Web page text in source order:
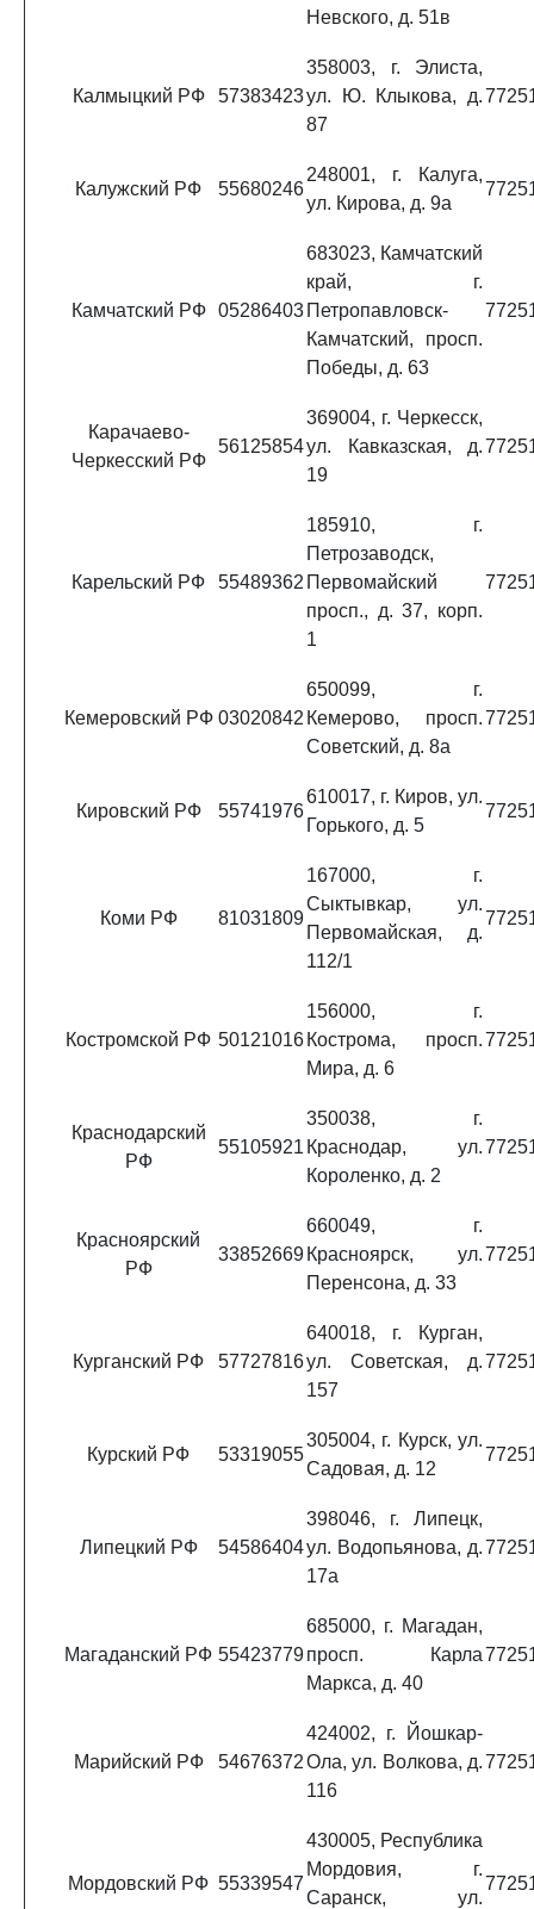
Невского, д. 51в
Калмыцкий РФ 57383423
358003, г. Элиста,
ул. Ю. Клыкова, д.
87
Калужский РФ 55680246
248001, г. Калуга,
ул. Кирова, д. 9а
Камчатский РФ 05286403
683023, Камчатский
край, г.
Петропавловск-
Камчатский, просп.
Победы, д. 63
Карачаево-
Черкесский РФ
56125854
369004, г. Черкесск,
ул. Кавказская, д.
19
Карельский РФ 55489362
185910, г.
Петрозаводск,
Первомайский
просп., д. 37, корп.
1
Кемеровский РФ 03020842
650099, г.
Кемерово, просп.
Советский, д. 8а
Кировский РФ 55741976
610017, г. Киров, ул.
Горького, д. 5
Коми РФ 81031809
167000, г.
Сыктывкар, ул.
Первомайская, д.
112/1
Костромской РФ 50121016
156000, г.
Кострома, просп.
Мира, д. 6
Краснодарский
РФ
55105921
350038, г.
Краснодар, ул.
Короленко, д. 2
Красноярский
РФ
33852669
660049, г.
Красноярск, ул.
Перенсона, д. 33
Курганский РФ 57727816
640018, г. Курган,
ул. Советская, д.
157
Курский РФ 53319055
305004, г. Курск, ул.
Садовая, д. 12
Липецкий РФ 54586404
398046, г. Липецк,
ул. Водопьянова, д.
17а
Магаданский РФ 55423779
685000, г. Магадан,
просп. Карла
Маркса, д. 40
Марийский РФ 54676372
424002, г. Йошкар-
Ола, ул. Волкова, д.
116
Мордовский РФ 55339547
430005, Республика
Мордовия, г.
Саранск, ул.